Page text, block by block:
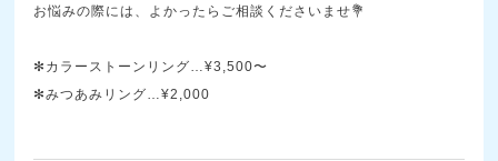
お悩みの際には、よかったらご相談くださいませ💐
✻カラーストーンリング…¥3,500〜
✻みつあみリング…¥2,000